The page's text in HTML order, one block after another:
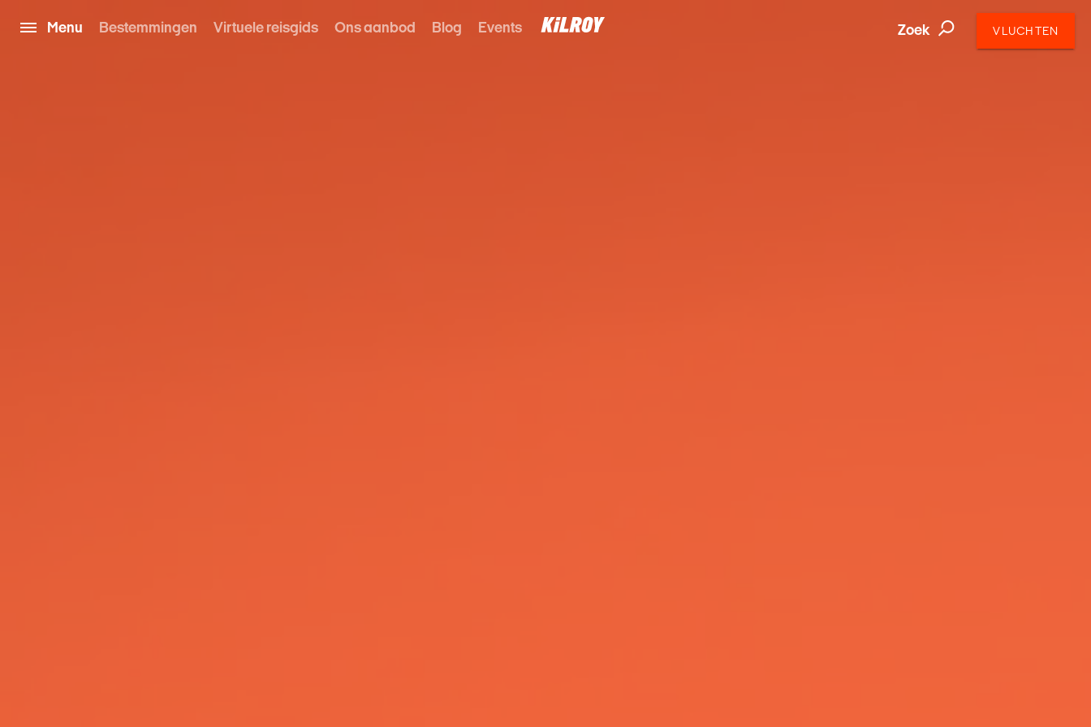
Menu Bestemmingen Virtuele reisgids Ons aanbod Blog Events Zoek VLUCHTEN